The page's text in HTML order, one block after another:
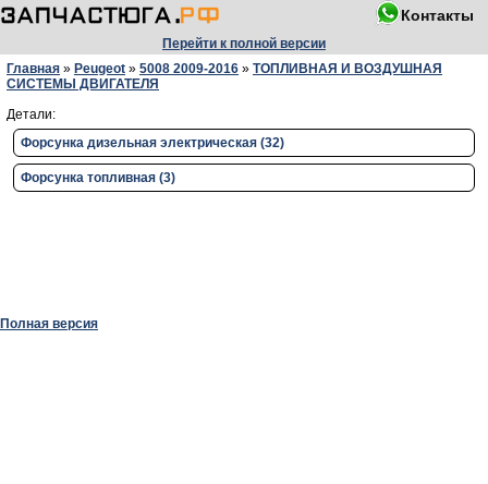
Контакты
Перейти к полной версии
Главная » Peugeot » 5008 2009-2016 » ТОПЛИВНАЯ И ВОЗДУШНАЯ
СИСТЕМЫ ДВИГАТЕЛЯ
Детали:
Форсунка дизельная электрическая (32)
Форсунка топливная (3)
Полная версия